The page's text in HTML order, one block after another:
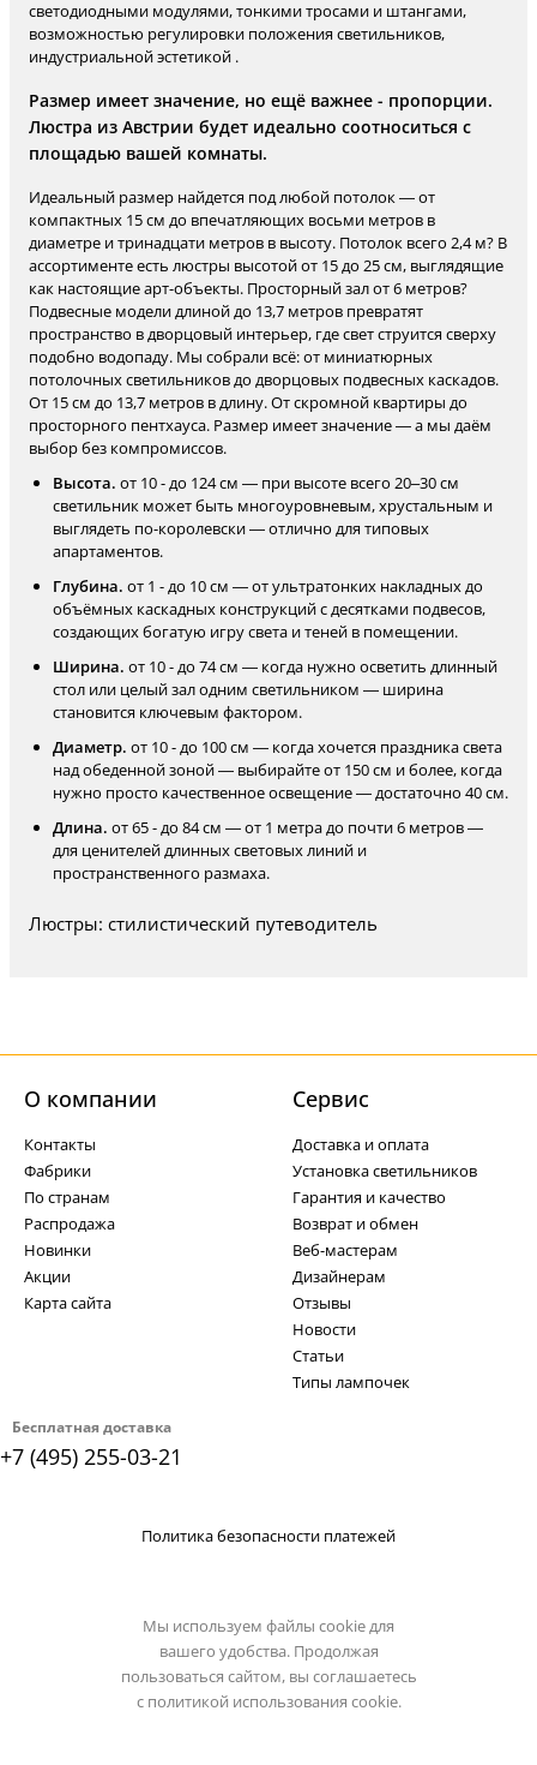
светодиодными модулями, тонкими тросами и штангами,
возможностью регулировки положения светильников,
индустриальной эстетикой .
Размер имеет значение, но ещё важнее - пропорции.
Люстра из Австрии будет идеально соотноситься с
площадью вашей комнаты.
Идеальный размер найдется под любой потолок — от
компактных 15 см до впечатляющих восьми метров в
диаметре и тринадцати метров в высоту. Потолок всего 2,4 м? В
ассортименте есть люстры высотой от 15 до 25 см, выглядящие
как настоящие арт-объекты. Просторный зал от 6 метров?
Подвесные модели длиной до 13,7 метров превратят
пространство в дворцовый интерьер, где свет струится сверху
подобно водопаду. Мы собрали всё: от миниатюрных
потолочных светильников до дворцовых подвесных каскадов.
От 15 см до 13,7 метров в длину. От скромной квартиры до
просторного пентхауса. Размер имеет значение — а мы даём
выбор без компромиссов.
Высота. от 10 - до 124 см — при высоте всего 20–30 см
светильник может быть многоуровневым, хрустальным и
выглядеть по-королевски — отлично для типовых
апартаментов.
Глубина. от 1 - до 10 см — от ультратонких накладных до
объёмных каскадных конструкций с десятками подвесов,
создающих богатую игру света и теней в помещении.
Ширина. от 10 - до 74 см — когда нужно осветить длинный
стол или целый зал одним светильником — ширина
становится ключевым фактором.
Диаметр. от 10 - до 100 см — когда хочется праздника света
над обеденной зоной — выбирайте от 150 см и более, когда
нужно просто качественное освещение — достаточно 40 см.
Длина. от 65 - до 84 см — от 1 метра до почти 6 метров —
для ценителей длинных световых линий и
пространственного размаха.
Люстры: стилистический путеводитель
Бесплатная доставка
+7 (495) 255-03-21
О компании
Контакты
Фабрики
По странам
Распродажа
Новинки
Акции
Карта сайта
Cервис
Доставка и оплата
Установка светильников
Гарантия и качество
Возврат и обмен
Веб-мастерам
Дизайнерам
Отзывы
Новости
Статьи
Типы лампочек
Политика безопасности платежей
Мы используем файлы cookie для
вашего удобства. Продолжая
пользоваться сайтом, вы соглашаетесь
с политикой использования cookie.